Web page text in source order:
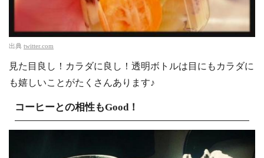
出典 twitter.com
見た目良し！カラダに良し！透明ボトルは目にもカラダに
も嬉しいことがたくさんあります♪
コーヒーとの相性もGood！